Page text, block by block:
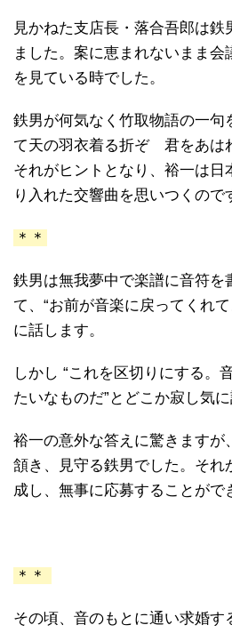
見かねた支店長・落合吾郎は鉄
ました。案に恵まれないまま会
を見ている時でした。
鉄男が何気なく竹取物語の一句
て天の羽衣着る折ぞ 君をあは
それがヒントとなり、裕一は日
り入れた交響曲を思いつくので
＊＊
鉄男は無我夢中で楽譜に音符を
て、“お前が音楽に戻ってくれ
に話します。
しかし “これを区切りにする。
たいなものだ”とどこか寂し気に
裕一の意外な答えに驚きますが
頷き、見守る鉄男でした。それ
成し、無事に応募することがで
＊＊
その頃、音のもとに通い求婚す